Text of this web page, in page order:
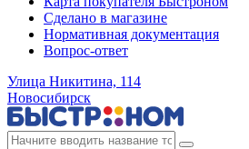
Сделано в магазине
Нормативная документация
Вопрос-ответ
Улица Никитина, 114
Новосибирск